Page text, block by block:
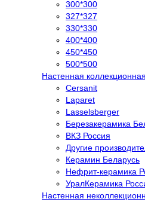
300*300
327*327
330*330
400*400
450*450
500*500
Настенная
Cersanit
Laparet
Lasselsberger
Березакерамика
ВКЗ Россия
Другие
Керамин Беларусь
Нефрит-керамика
УралКерамика
Настенная